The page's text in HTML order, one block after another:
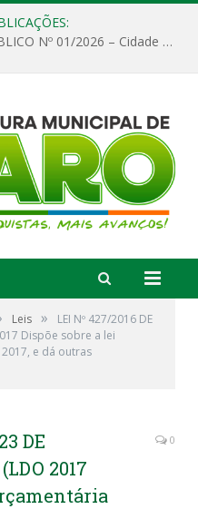
EDITAL DE CHAMAMENTO PÚBLICO Nº 01/2026 – Cidade de Faro
Leis »
LEI Nº 427/2016 DE
Dispõe sobre a lei
e dá outras
DE
2017
0